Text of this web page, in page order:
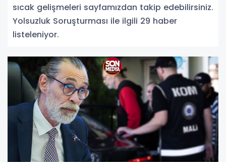
sıcak gelişmeleri sayfamızdan takip edebilirsiniz.
Yolsuzluk Soruşturması ile ilgili 29 haber
listeleniyor.